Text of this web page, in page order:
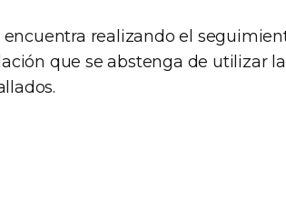
realizando el
que se abstenga de utilizar